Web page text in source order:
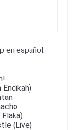
en español.
(Live)